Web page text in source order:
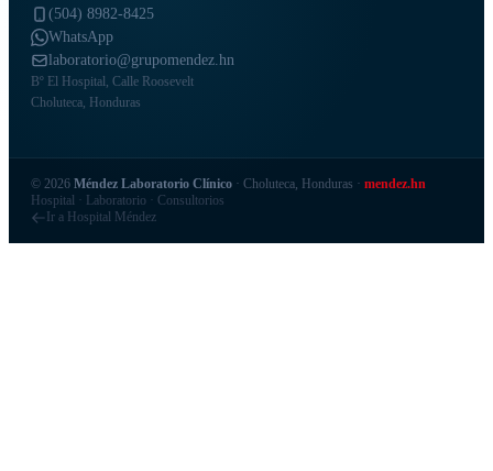
(504) 8982-8425
WhatsApp
laboratorio@grupomendez.hn
Bº El Hospital, Calle Roosevelt
Choluteca, Honduras
© 2026 Méndez Laboratorio Clínico · Choluteca, Honduras · mendez.hn
Hospital · Laboratorio · Consultorios
Ir a Hospital Méndez